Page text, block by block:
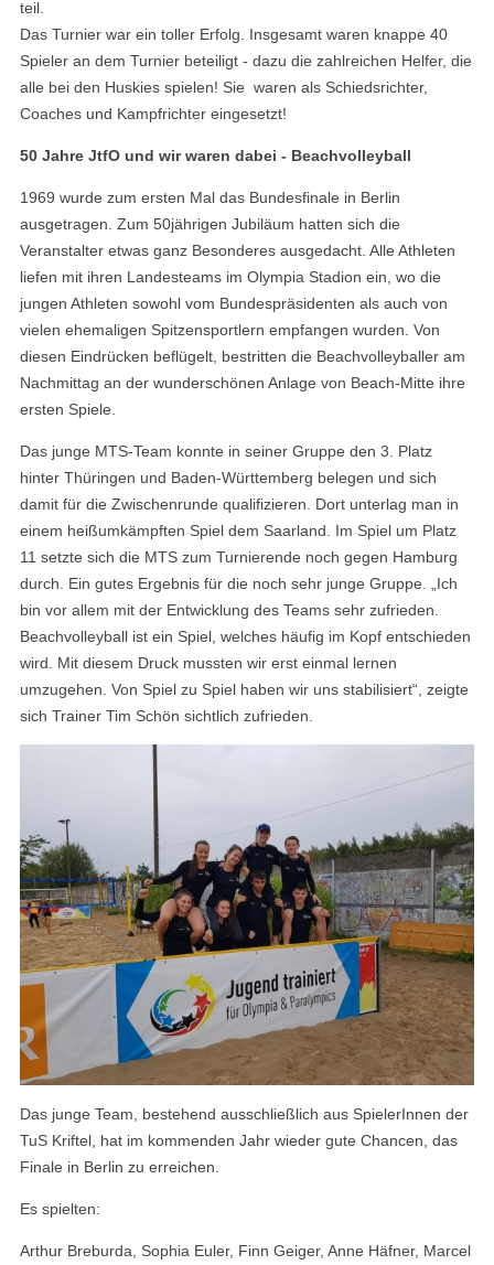
teil.
Das Turnier war ein toller Erfolg. Insgesamt waren knappe 40
Spieler an dem Turnier beteiligt - dazu die zahlreichen Helfer, die
alle bei den Huskies spielen! Sie waren als Schiedsrichter,
Coaches und Kampfrichter eingesetzt!
50 Jahre JtfO und wir waren dabei - Beachvolleyball
1969 wurde zum ersten Mal das Bundesfinale in Berlin
ausgetragen. Zum 50jährigen Jubiläum hatten sich die
Veranstalter etwas ganz Besonderes ausgedacht. Alle Athleten
liefen mit ihren Landesteams im Olympia Stadion ein, wo die
jungen Athleten sowohl vom Bundespräsidenten als auch von
vielen ehemaligen Spitzensportlern empfangen wurden. Von
diesen Eindrücken beflügelt, bestritten die Beachvolleyballer am
Nachmittag an der wunderschönen Anlage von Beach-Mitte ihre
ersten Spiele.
Das junge MTS-Team konnte in seiner Gruppe den 3. Platz
hinter Thüringen und Baden-Württemberg belegen und sich
damit für die Zwischenrunde qualifizieren. Dort unterlag man in
einem heißumkämpften Spiel dem Saarland. Im Spiel um Platz
11 setzte sich die MTS zum Turnierende noch gegen Hamburg
durch. Ein gutes Ergebnis für die noch sehr junge Gruppe. „Ich
bin vor allem mit der Entwicklung des Teams sehr zufrieden.
Beachvolleyball ist ein Spiel, welches häufig im Kopf entschieden
wird. Mit diesem Druck mussten wir erst einmal lernen
umzugehen. Von Spiel zu Spiel haben wir uns stabilisiert“, zeigte
sich Trainer Tim Schön sichtlich zufrieden.
Das junge Team, bestehend ausschließlich aus SpielerInnen der
TuS Kriftel, hat im kommenden Jahr wieder gute Chancen, das
Finale in Berlin zu erreichen.
Es spielten:
Arthur Breburda, Sophia Euler, Finn Geiger, Anne Häfner, Marcel